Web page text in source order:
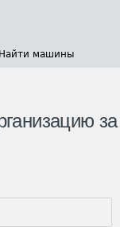
Найти машины
за